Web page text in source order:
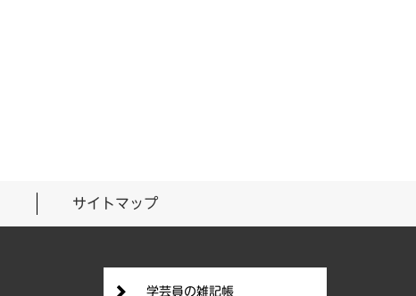
サイトマップ
学芸員の雑記帳